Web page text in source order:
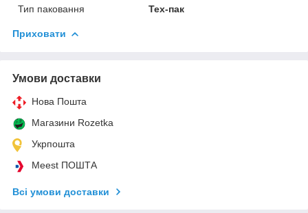
Тип паковання
Тех-пак
Приховати
Умови доставки
Нова Пошта
Магазини Rozetka
Укрпошта
Meest ПОШТА
Всі умови доставки